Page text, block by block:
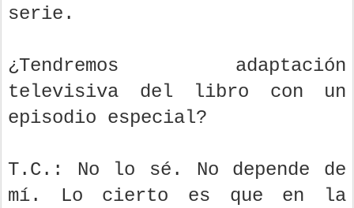
serie.
¿Tendremos adaptación
televisiva del libro con un
episodio especial?
T.C.: No lo sé. No depende de
mí. Lo cierto es que en la